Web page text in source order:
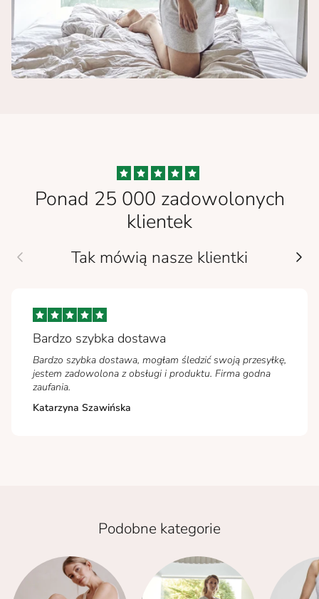
Ponad 25 000 zadowolonych
klientek
Tak mówią nasze klientki
Bardzo szybka dostawa
Bardzo szybka dostawa, mogłam śledzić swoją przesyłkę,
jestem zadowolona z obsługi i produktu. Firma godna
zaufania.
Katarzyna Szawińska
Podobne kategorie